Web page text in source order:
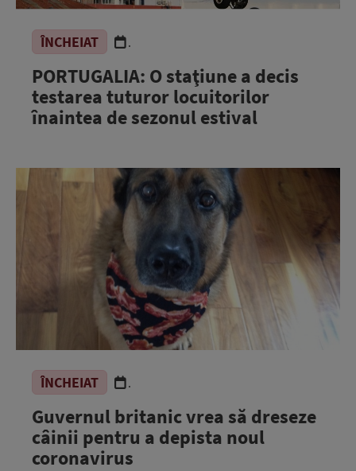
ÎNCHEIAT .
PORTUGALIA: O staţiune a decis
testarea tuturor locuitorilor
înaintea de sezonul estival
ÎNCHEIAT .
Guvernul britanic vrea să dreseze
câinii pentru a depista noul
coronavirus